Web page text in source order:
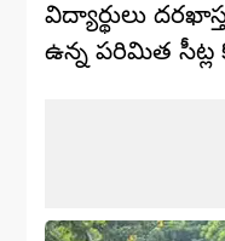
విద్యార్థులు
ఉన్న పరిమిత సీట్ల